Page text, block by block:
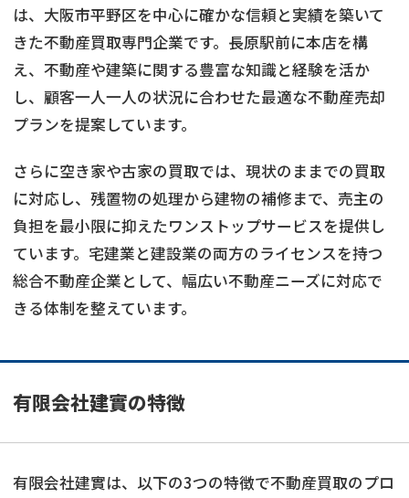
は、大阪市平野区を中心に確かな信頼と実績を築いて
きた不動産買取専門企業です。長原駅前に本店を構
え、不動産や建築に関する豊富な知識と経験を活か
し、顧客一人一人の状況に合わせた最適な不動産売却
プランを提案しています。
さらに空き家や古家の買取では、現状のままでの買取
に対応し、残置物の処理から建物の補修まで、売主の
負担を最小限に抑えたワンストップサービスを提供し
ています。宅建業と建設業の両方のライセンスを持つ
総合不動産企業として、幅広い不動産ニーズに対応で
きる体制を整えています。
有限会社建實の特徴
有限会社建實は、以下の3つの特徴で不動産買取のプロ